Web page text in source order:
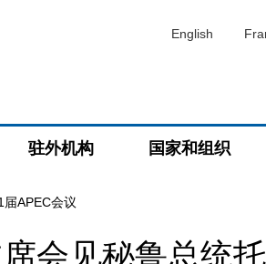
English
驻外机构 国家和组织
APEC会议
会见秘鲁总统